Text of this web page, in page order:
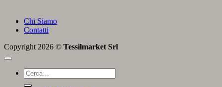
Chi Siamo
Contatti
Copyright 2026 © Tessilmarket Srl
Cerca: